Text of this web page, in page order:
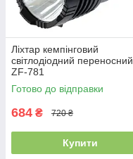
Ліхтар кемпінговий
світлодіодний переносний
ZF-781
Готово до відправки
684 ₴ 720 ₴
Купити